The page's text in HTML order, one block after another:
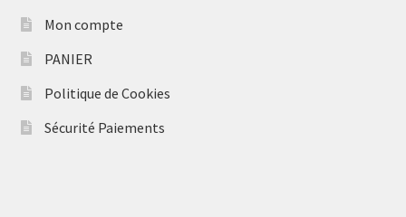
Mon compte
PANIER
Politique de Cookies
Sécurité Paiements